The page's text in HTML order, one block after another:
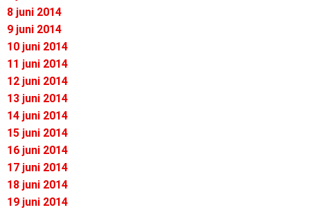
8 juni 2014
9 juni 2014
10 juni 2014
11 juni 2014
12 juni 2014
13 juni 2014
14 juni 2014
15 juni 2014
16 juni 2014
17 juni 2014
18 juni 2014
19 juni 2014